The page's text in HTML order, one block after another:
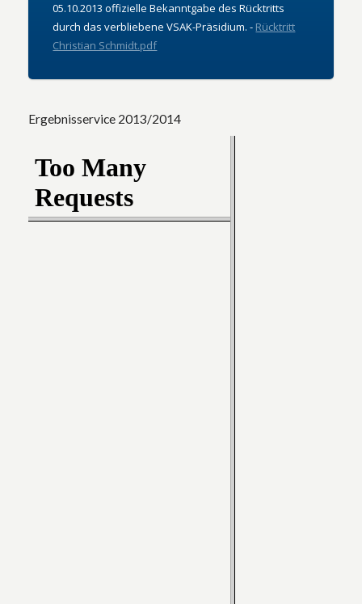
05.10.2013 offizielle Bekanntgabe des Rücktritts
durch das verbliebene VSAK-Präsidium. - Rücktritt
Christian Schmidt.pdf
Ergebnisservice 2013/2014